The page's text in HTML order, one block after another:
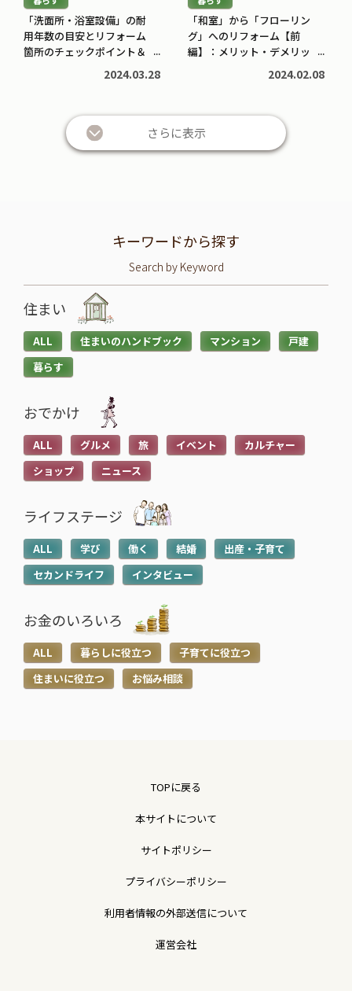
「洗面所・浴室設備」の耐
用年数の目安とリフォーム
箇所のチェックポイント＆
リフォーム業者選びのコツ
2024.03.28
「和室」から「フローリン
グ」へのリフォーム【前
編】：メリット・デメリッ
2024.02.08
さらに表示
キーワードから探す
Search by Keyword
住まい
ALL 住まいのハンドブック マンション
戸建
暮らす
おでかけ
ALL グルメ 旅 イベント
カルチャー
ショップ
ニュース
ライフステージ
ALL 学び 働く 結婚
出産・子育て
セカンドライフ
インタビュー
お金のいろいろ
ALL 暮らしに役立つ
子育てに役立つ
住まいに役立つ
お悩み相談
TOPに戻る
本サイトについて
サイトポリシー
プライバシーポリシー
利用者情報の外部送信について
運営会社